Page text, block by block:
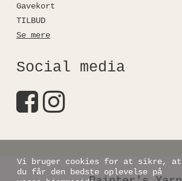
Vi bruger cookies for at sikre, at
du får den bedste oplevelse på
Gavekort
TILBUD
Se mere
Social media